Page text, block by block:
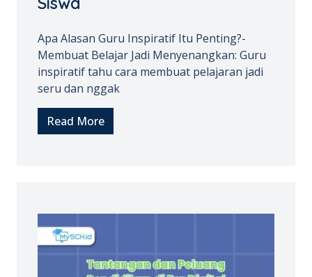
Apa Alasan Guru Inspiratif Itu Penting?-
Membuat Belajar Jadi Menyenangkan: Guru
inspiratif tahu cara membuat pelajaran jadi
seru dan nggak
Read More